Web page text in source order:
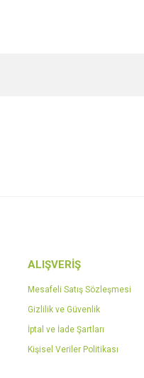
ALIŞVERİŞ
Mesafeli Satış Sözleşmesi
Gizlilik ve Güvenlik
İptal ve İade Şartları
Kişisel Veriler Politikası